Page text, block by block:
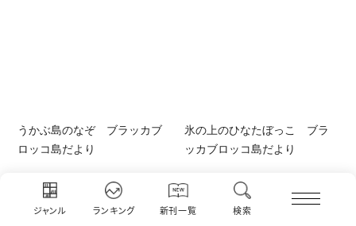
ジャンル ランキング 新刊一覧 検索
うかぶ島のなぞ ブラッカブ
ロッコ島だより
氷の上のひなたぼっこ ブラ
ッカブロッコ島だより